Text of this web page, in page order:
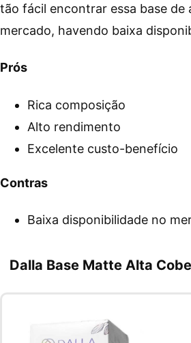
tão fácil encontrar essa base de
mercado, havendo baixa
Prós
Rica composição
Alto rendimento
Excelente custo-benefício
Contras
Baixa disponibilidade no
Dalla Base Matte Alta